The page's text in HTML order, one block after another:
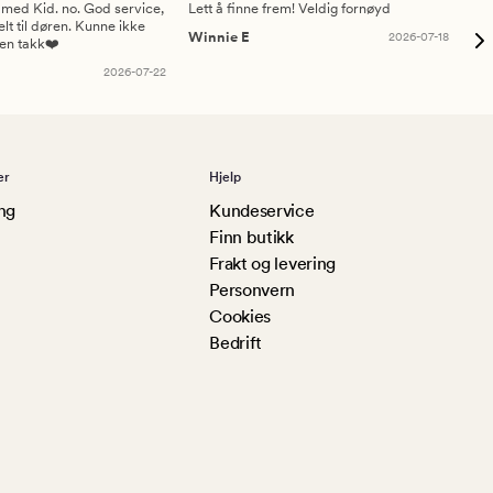
Kid. no. God service,
til døren. Kunne ikke
takk❤️
2026-07-22
Lett å finne frem! Veldig fornøyd
Winnie E
2026-07-18
Hjelp
Kundeservice
Finn butikk
Frakt og levering
Personvern
Cookies
Bedrift